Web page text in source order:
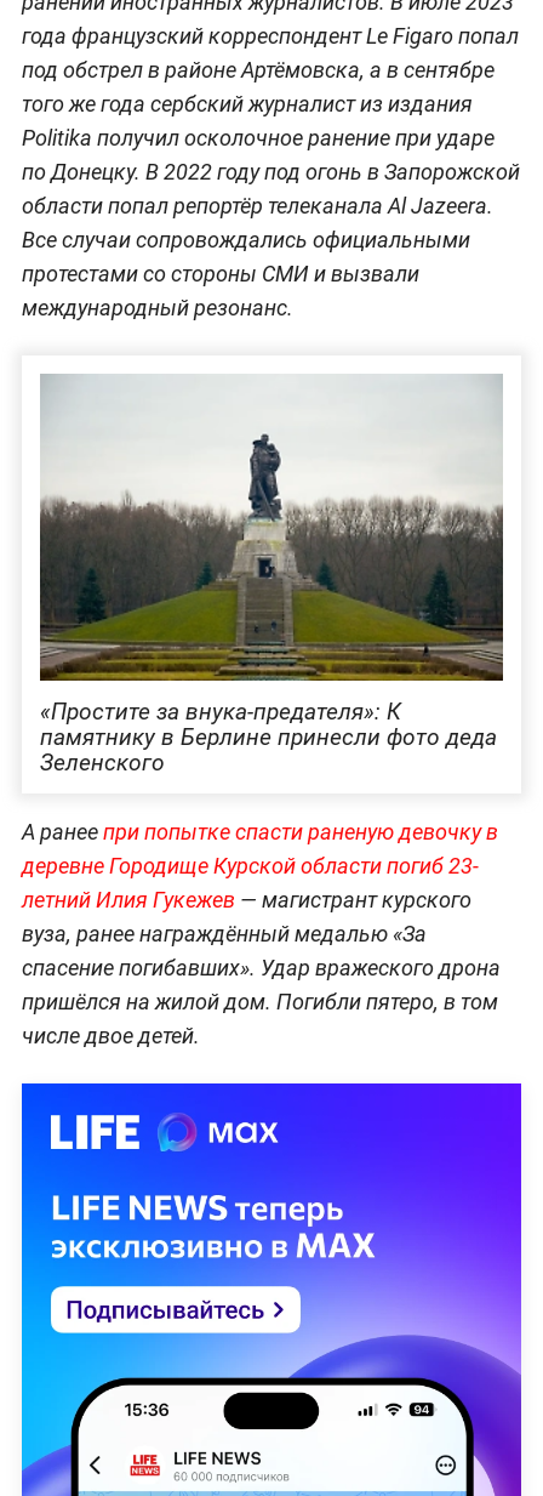
года французский корреспондент Le Figaro попал
под обстрел в районе Артёмовска, а в сентябре
того же года сербский журналист из издания
Politika получил осколочное ранение при ударе
по Донецку. В 2022 году под огонь в Запорожской
области попал репортёр телеканала Al Jazeera.
Все случаи сопровождались официальными
протестами со стороны СМИ и вызвали
международный резонанс.
«Простите за внука-предателя»: К
памятнику в Берлине принесли фото деда
Зеленского
А ранеепри попытке спасти раненую девочку в
деревне Городище Курской области погиб 23-
летний Илия Гукежев — магистрант курского
вуза, ранее награждённый медалью «За
спасение погибавших». Удар вражеского дрона
пришёлся на жилой дом. Погибли пятеро, в том
числе двое детей.